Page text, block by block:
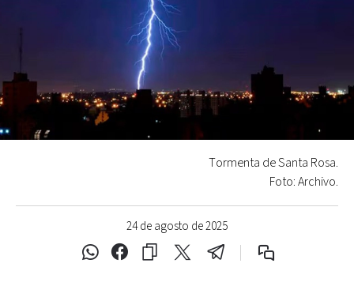
24 de agosto de 2025
Tormenta de Santa Rosa.
Foto: Archivo.